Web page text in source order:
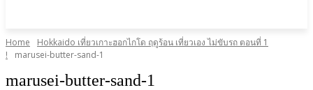
Home
Hokkaido เที่ยวเกาะฮอกไกโด ฤดูร้อน เที่ยวเอง ไม่ขับรถ ตอนที่ 1
!
marusei-butter-sand-1
marusei-butter-sand-1